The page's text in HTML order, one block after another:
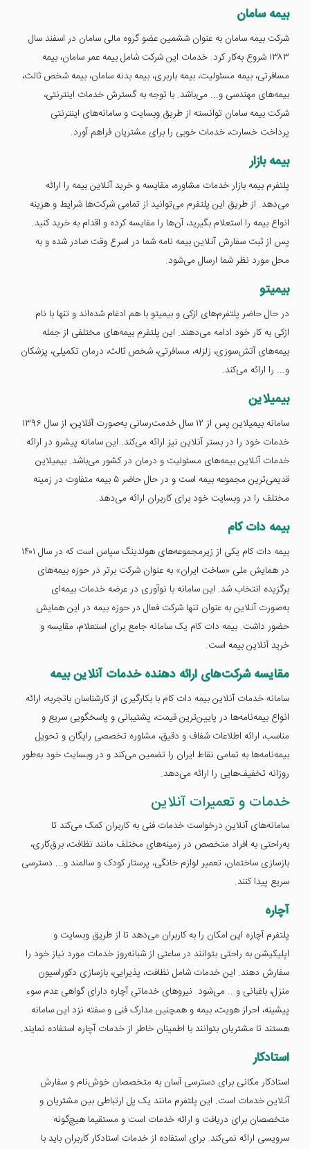
بیمه سامان
شرکت بیمه سامان به عنوان ششمین عضو گروه مالی سامان در اسفند سال
۱۳۸۳ شروع به‌کار کرد. خدمات این شرکت شامل بیمه عمر سامان، بیمه
مسافرتی، بیمه مسئولیت، بیمه باربری، بیمه بدنه سامان، بیمه شخص ثالث،
بیمه‌های مهندسی و... می‌باشد. با توجه به گسترش خدمات اینترنتی،
شرکت بیمه سامان توانسته از طریق وبسایت و سامانه‌های اینترنتی
پرداخت خسارت، خدمات خوبی را برای مشتریان فراهم آورد.
بیمه بازار
پلتفرم بیمه بازار خدمات مشاوره، مقایسه و خرید آنلاین بیمه را ارائه
می‌دهد. از طریق این پلتفرم می‌توانید از تمامی شرکت‌ها شرایط و هزینه
انواع بیمه را استعلام بگیرید، آن‌ها را مقایسه کرده و اقدام به خرید کنید.
پس از ثبت سفارش آنلاین بیمه نامه شما در اسرع وقت صادر شده و به
محل مورد نظر شما ارسال می‌شود.
بیمیتو
در حال حاضر پلتفرم‌های ازکی و بیمیتو با هم ادغام شده‌اند و تنها با نام
ازکی به کار خود ادامه می‌دهند. این پلتفرم بیمه‌های مختلفی از جمله
بیمه‌های آتش‌سوزی، زلزله، مسافرتی، شخص ثالث، درمان تکمیلی، پزشکان
و... را ارائه می‌کند.
بیمیلاین
سامانه بیمیلاین پس از ۱۲ سال خدمت‌رسانی به‌صورت آفلاین، از سال ۱۳۹۶
خدمات خود را در بستر آنلاین نیز ارائه می‌کند. این سامانه پیشرو در ارائه
خدمات آنلاین بیمه‌های مسئولیت و درمان در کشور می‌باشد. بیمیلاین
قدیمی‌ترین مجموعه بیمه است و در حال حاضر ۵ بیمه متفاوت در زمینه
مختلف را در وبسایت خود برای کاربران ارائه می‌دهد.
بیمه دات کام
بیمه دات کام یکی از زیرمجموعه‌های هولدینگ سپاس است که در سال ۱۴۰۱
در همایش ملی «ساخت ایران» به عنوان شرکت برتر در حوزه بیمه‌های
برگزیده انتخاب شد. این سامانه با نوآوری در عرضه خدمات بیمه‌ای
به‌صورت آنلاین به عنوان تنها شرکت فعال در حوزه بیمه در این همایش
حضور داشت. بیمه دات کام یک سامانه جامع برای استعلام، مقایسه و
خرید آنلاین بیمه است.
مقایسه شرکت‌های ارائه دهنده خدمات آنلاین بیمه
سامانه خدمات آنلاین بیمه دات کام با بکارگیری از کارشناسان باتجربه، ارائه
انواع بیمه‌نامه‌ها در پایین‌ترین قیمت، پشتیبانی و پاسخگویی سریع و
مناسب، ارائه اطلاعات شفاف و دقیق، مشاوره تخصصی رایگان و تحویل
بیمه‌نامه‌ها به تمامی نقاط ایران را تضمین می‌کند و در وبسایت خود به‌طور
روزانه تخفیف‌هایی را ارائه می‌دهد.
خدمات و تعمیرات آنلاین
سامانه‌های آنلاین درخواست خدمات فنی به کاربران کمک می‌کند تا
به‌راحتی به افراد متخصص در زمینه‌های مختلف مانند نظافت، برق‌کاری،
بازسازی ساختمان، تعمیر لوازم خانگی، پرستار کودک و سالمند و... دسترسی
سریع پیدا کنند.
آچاره
پلتفرم آچاره این امکان را به کاربران می‌دهد تا از طریق وبسایت و
اپلیکیشن به راحتی بتوانند در ساعتی از شبانه‌روز خدمات مورد نیاز خود را
سفارش دهند. این خدمات شامل نظافت، پذیرایی، بازسازی دکوراسیون
منزل، باغبانی و... می‌شود. نیروهای خدماتی آچاره دارای گواهی عدم سوء
پیشینه، احراز هویت، بیمه و همچنین مدارک فنی و سفته نزد این سامانه
هستند تا مشتریان بتوانند با اطمینان خاطر از خدمات آچاره استفاده نمایند.
استادکار
استادکار مکانی برای دسترسی آسان به متخصصان خوش‌نام و سفارش
آنلاین خدمات است. این پلتفرم مانند یک پل ارتباطی بین مشتریان و
متخصصان برای دریافت و ارائه خدمات است و مستقیما هیچ‌گونه
سرویسی ارائه نمی‌کند. برای استفاده از خدمات استادکار کاربران باید با